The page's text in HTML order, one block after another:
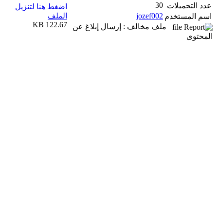
عدد التحميلات 30
اسم المستخدم jozef002
ملف مخالف : إرسال إبلاغ عن
المحتوى
اضغط هنا لتنزيل
الملف
122.67 KB